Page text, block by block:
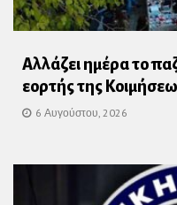
Αλλάζει ημέρα το
εορτής της
6 Αυγούστου, 2026